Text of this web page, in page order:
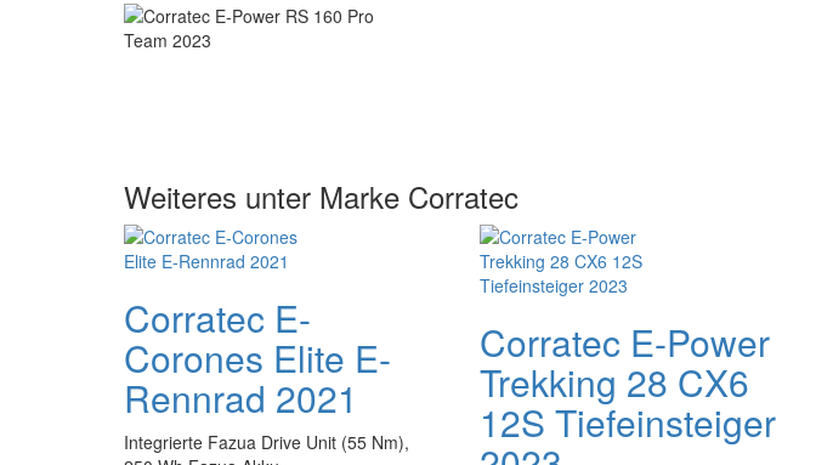
Weiteres unter Marke Corratec
Corratec E-
Corones Elite E-
Rennrad 2021
Integrierte Fazua Drive Unit (55 Nm),
Corratec E-Power
Trekking 28 CX6
12S Tiefeinsteiger